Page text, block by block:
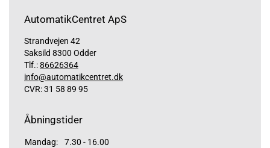
AutomatikCentret ApS
Strandvejen 42
Saksild 8300 Odder
Tlf.:86626364
info@automatikcentret.dk
CVR: 31 58 89 95
Åbningstider
Mandag:
7.30 - 16.00